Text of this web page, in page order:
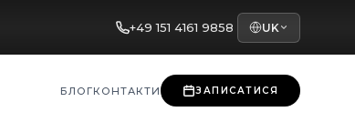
+49 151 4161 9858 UK
БЛОГКОНТАКТИ ЗАПИСАТИСЯ